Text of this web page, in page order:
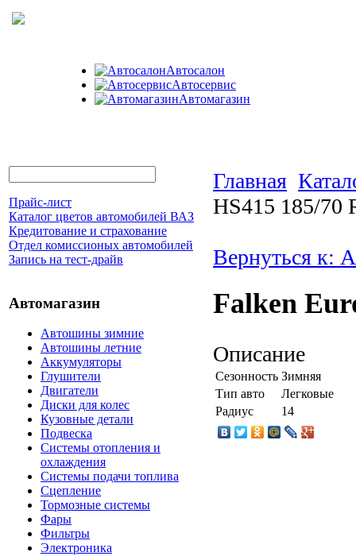
Автосалон
Автосервис
Автомагазин
Прайс-лист
Каталог цветов автомобилей ВАЗ
Кредитование и страхование
Отдел комиссионых автомобилей
Запись на тест-драйв
Автомагазин
Автошины зимние
Автошины летние
Аккумуляторы
Глушители
Двигатели
Диски для колес
Кузовные детали
Подвеска
Системы отопления и
охлаждения
Системы подачи топлива
Сцепление
Тормозные системы
Фары
Фильтры
Электроника
Главная
HS415 185/70
Вернуться к:
Falken
Описание
Сезонность Зимняя
Тип авто
Легковые
Радиус
14